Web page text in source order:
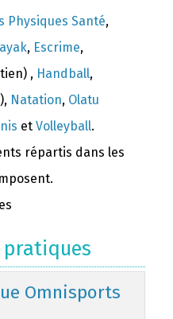
Physiques Santé,
, Escrime,
, Handball,
Natation, Olatu
et Volleyball.
répartis dans les
Omnisports